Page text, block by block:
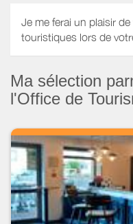
Je me ferai un plaisir
touristiques lors de
Ma sélection
l'Office de